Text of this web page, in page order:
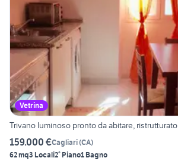
Vetrina
Trivano luminoso pronto da abitare, ristrutturato
159.000 €Cagliari(CA)
62 mq3 Locali2° Piano1 Bagno